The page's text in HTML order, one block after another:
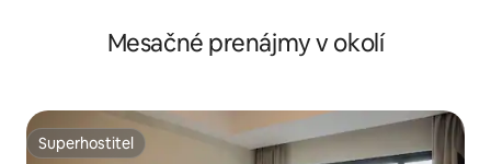
Mesačné prenájmy v okolí
Superhostiteľ
Superhostiteľ